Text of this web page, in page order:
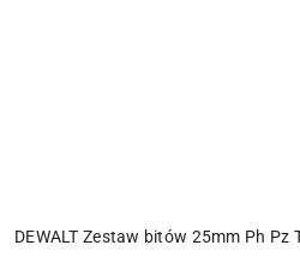
DEWALT Zestaw bitów 25mm Ph Pz